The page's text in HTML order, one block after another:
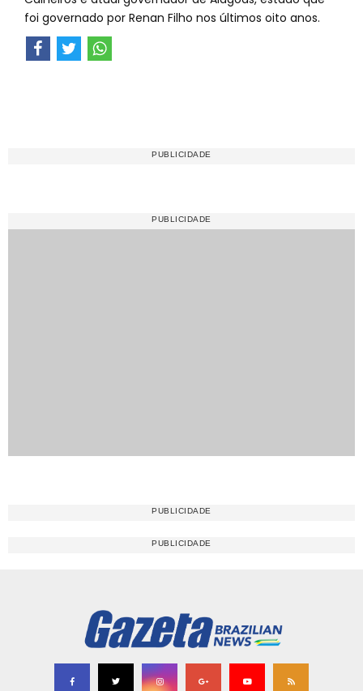
foi governado por Renan Filho nos últimos oito anos.